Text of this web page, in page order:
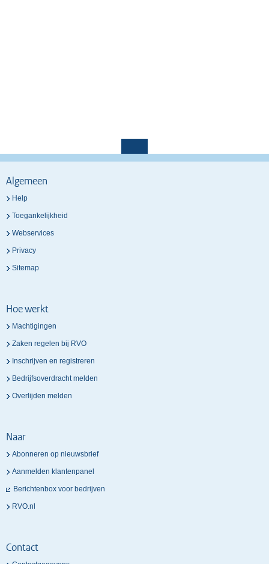
Algemeen
Help
Toegankelijkheid
Webservices
Privacy
Sitemap
Hoe werkt
Machtigingen
Zaken regelen bij RVO
Inschrijven en registreren
Bedrijfsoverdracht melden
Overlijden melden
Naar
Abonneren op nieuwsbrief
Aanmelden klantenpanel
Berichtenbox voor bedrijven
RVO.nl
Contact